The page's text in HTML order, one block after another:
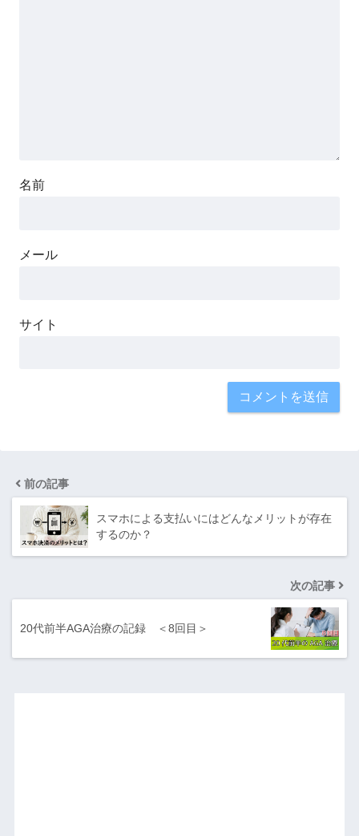
名前
メール
サイト
前の記事
スマホによる支払いにはどんなメリットが存在
するのか？
次の記事
20代前半AGA治療の記録 ＜8回目＞